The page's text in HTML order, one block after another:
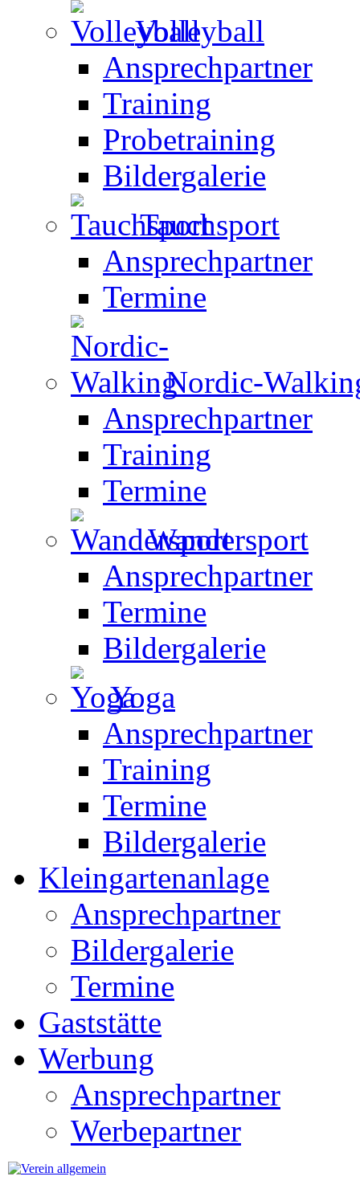
Volleyball
Ansprechpartner
Training
Probetraining
Bildergalerie
Tauchsport
Ansprechpartner
Termine
Nordic-
Ansprechpartner
Training
Termine
Wandersport
Ansprechpartner
Termine
Bildergalerie
Yoga
Ansprechpartner
Training
Termine
Bildergalerie
Kleingartenanlage
Ansprechpartner
Bildergalerie
Termine
Gaststätte
Werbung
Ansprechpartner
Werbepartner